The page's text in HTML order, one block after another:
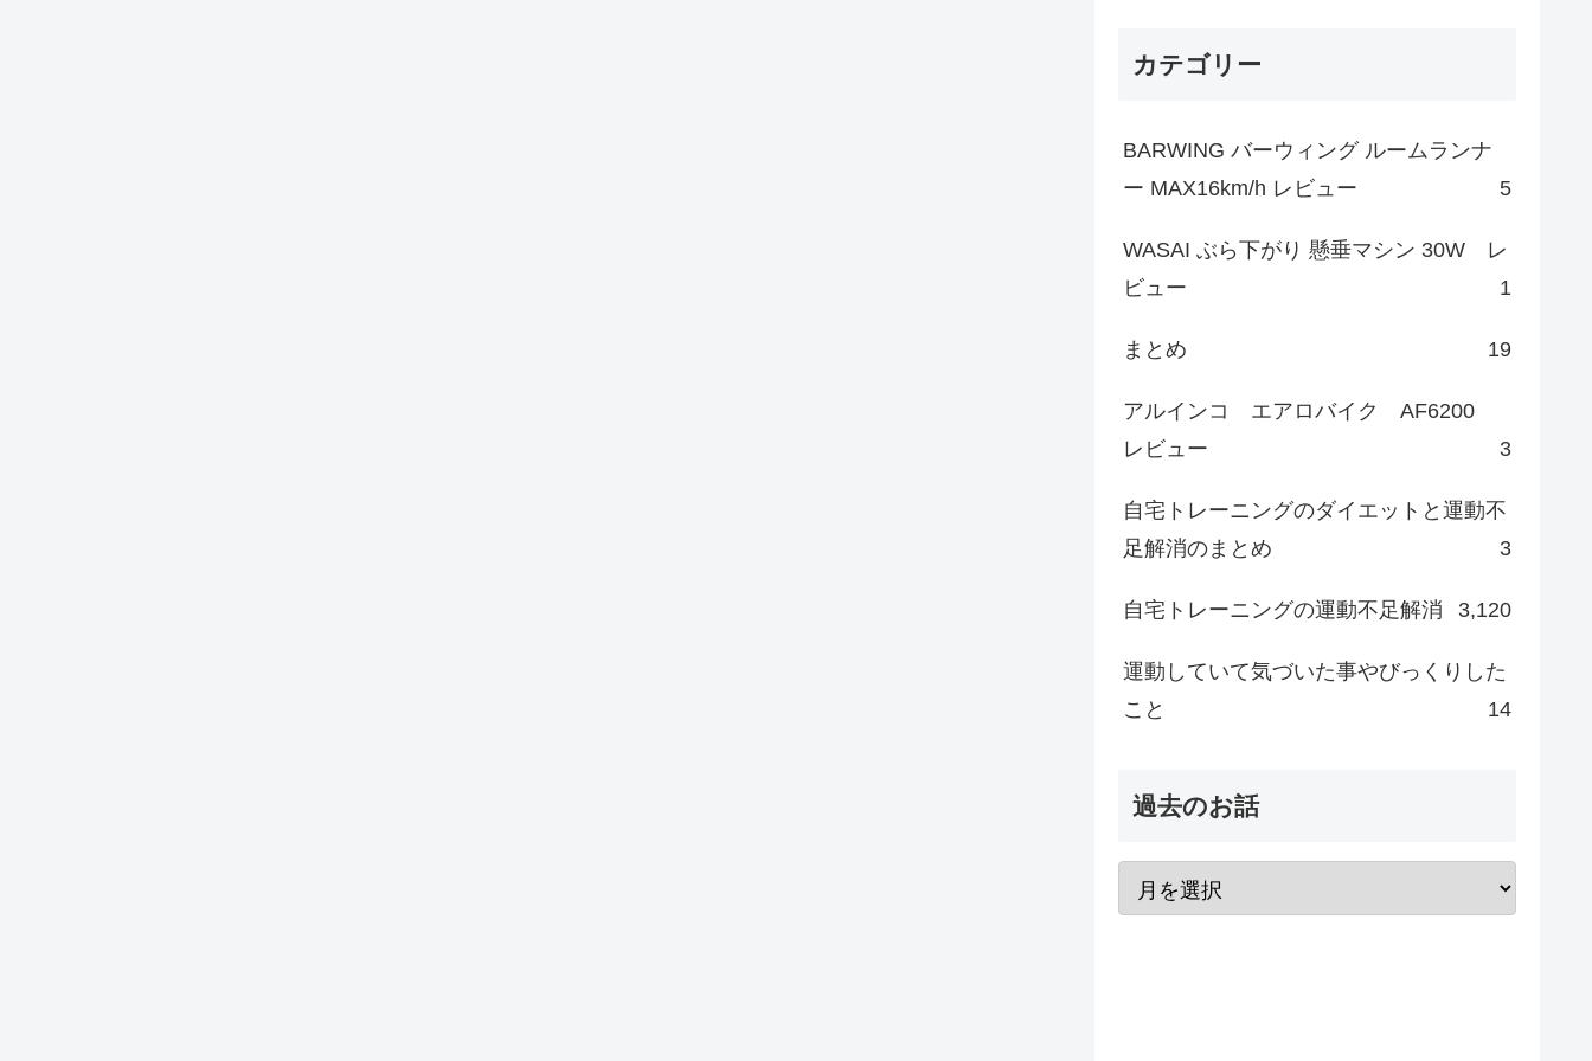
カテゴリー
BARWING バーウィング ルームランナ
ー MAX16km/h レビュー
5
WASAI ぶら下がり 懸垂マシン 30W レ
ビュー
1
まとめ 19
アルインコ エアロバイク AF6200
レビュー
3
自宅トレーニングのダイエットと運動不
足解消のまとめ
3
自宅トレーニングの運動不足解消 3,120
運動していて気づいた事やびっくりした
こと
14
過去のお話